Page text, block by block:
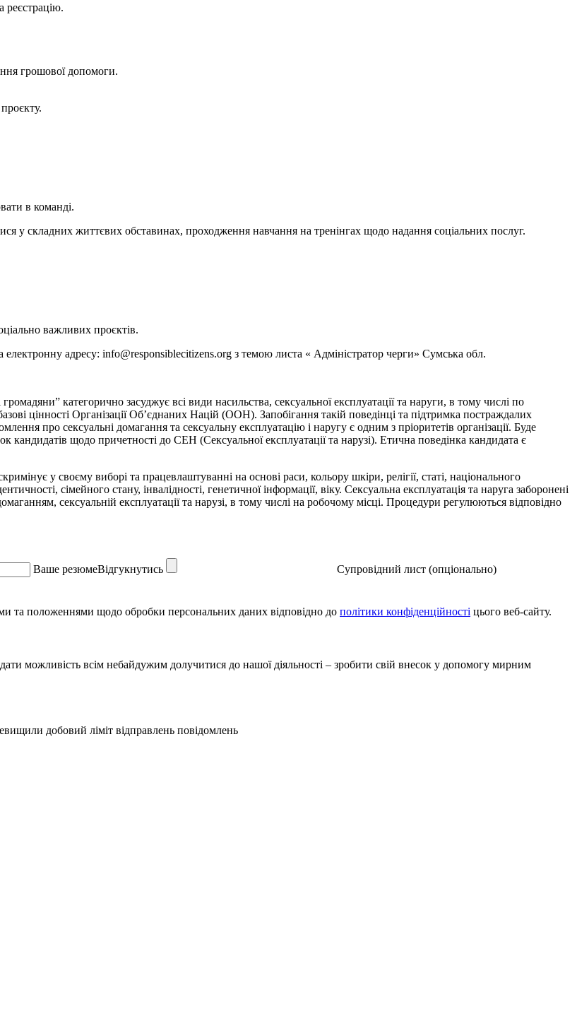
реєстрацію.
грошової допомоги.
в команді.
у складних життєвих обставинах, проходження навчання на тренінгах щодо надання соціальних послуг.
важливих проєктів.
адресу: info@responsiblecitizens.org з темою листа « Адміністратор черги» Сумська обл.
категорично засуджує всі види насильства, сексуальної експлуатації та наруги, в тому числі по
цінності Організації Об’єднаних Націй (ООН). Запобігання такій поведінці та підтримка постраждалих
про сексуальні домагання та сексуальну експлуатацію і наругу є одним з пріоритетів організації. Буде
кандидатів щодо причетності до СЕН (Сексуальної експлуатації та нарузі). Етична поведінка кандидата є
у своєму виборі та працевлаштуванні на основі раси, кольору шкіри, релігії, статі, національного
сімейного стану, інвалідності, генетичної інформації, віку.​ Сексуальна експлуатація та наруга заборонені
сексуальній експлуатації та нарузі, в тому числі на робочому місці. Процедури регулюються відповідно
Ваше резюмеВідгукнутись Супровідний лист (опціонально)
та положеннями щодо обробки персональних даних відповідно до політики конфіденційності цього веб-сайту.
можливість всім небайдужим долучитися до нашої діяльності – зробити свій внесок у допомогу мирним
добовий ліміт відправлень повідомлень